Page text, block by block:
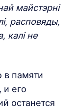
майстэрні
расповяды,
калі не
в памяти
и его
останется